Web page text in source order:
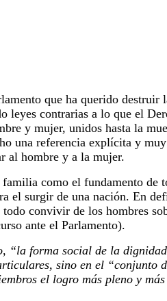
que ha querido destruir
leyes contrarias a lo que el
y mujer, unidos hasta la
una referencia explícita y
al hombre y a la mujer.
como el fundamento de
el surgir de una nación. En
convivir de los hombres
ante el Parlamento).
“la forma social de la
sino en el “conjunto
el logro más pleno y